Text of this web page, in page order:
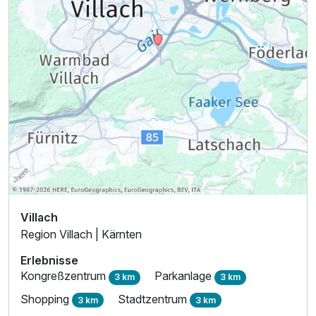
Villach
Region Villach | Kärnten
Erlebnisse
Kongreßzentrum 3 km Parkanlage 3 km
Shopping 3 km Stadtzentrum 3 km